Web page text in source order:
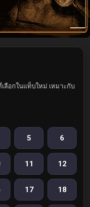
ลือกในแท็บใหม่ เหมาะกับ
5 6
11 12
17 18